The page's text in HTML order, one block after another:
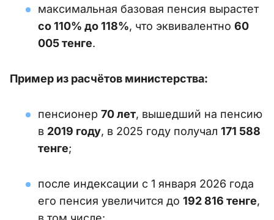
максимальная базовая пенсия вырастет
со 110% до 118%, что эквивалентно 60
005 тенге.
Пример из расчётов министерства:
пенсионер 70 лет, вышедший на пенсию
в 2019 году, в 2025 году получал 171 588
тенге;
после индексации с 1 января 2026 года
его пенсия увеличится до 192 816 тенге,